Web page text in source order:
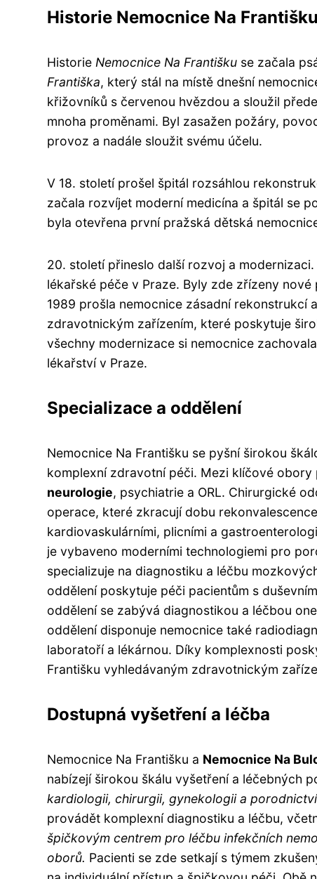
Historie Nemocnice Na Františku
Historie Nemocnice Na Františku se začala
Františka, který stál na místě dnešní
křižovníků s červenou hvězdou a sloužil
mnoha proměnami. Byl zasažen požáry,
provoz a nadále sloužit svému účelu.
V 18. století prošel špitál rozsáhlou
začala rozvíjet moderní medicína a špitál se
byla otevřena první pražská dětská
20. století přineslo další rozvoj a
lékařské péče v Praze. Byly zde zřízeny
1989 prošla nemocnice zásadní rekonstrukcí
zdravotnickým zařízením, které poskytuje
všechny modernizace si nemocnice
lékařství v Praze.
Specializace a oddělení
Nemocnice Na Františku se pyšní širokou
komplexní zdravotní péči. Mezi klíčové obory
neurologie, psychiatrie a ORL. Chirurgické
operace, které zkracují dobu
kardiovaskulárními, plicními a
je vybaveno moderními technologiemi pro
specializuje na diagnostiku a léčbu
oddělení poskytuje péči pacientům s
oddělení se zabývá diagnostikou a léčbou
oddělení disponuje nemocnice také
laboratoří a lékárnou. Díky komplexnosti
Františku vyhledávaným zdravotnickým
Dostupná vyšetření a léčba
Nemocnice Na Františku a Nemocnice Na
nabízejí širokou škálu vyšetření a léčebných
kardiologii, chirurgii, gynekologii a
provádět komplexní diagnostiku a léčbu,
špičkovým centrem pro léčbu infekčních
oborů. Pacienti se zde setkají s týmem